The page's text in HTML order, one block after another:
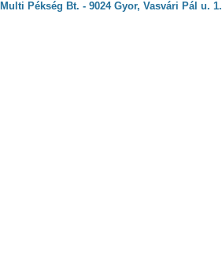
Multi Pékség Bt. - 9024 Gyor, Vasvári Pál u. 1.